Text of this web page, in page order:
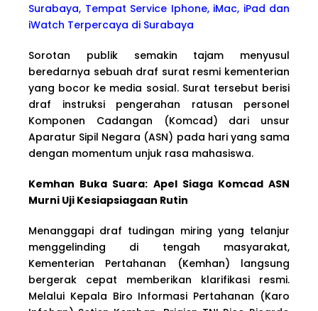
Surabaya, Tempat Service Iphone, iMac, iPad dan
iWatch Terpercaya di Surabaya
Sorotan publik semakin tajam menyusul
beredarnya sebuah draf surat resmi kementerian
yang bocor ke media sosial. Surat tersebut berisi
draf instruksi pengerahan ratusan personel
Komponen Cadangan (Komcad) dari unsur
Aparatur Sipil Negara (ASN) pada hari yang sama
dengan momentum unjuk rasa mahasiswa.
Kemhan Buka Suara: Apel Siaga Komcad ASN
Murni Uji Kesiapsiagaan Rutin
Menanggapi draf tudingan miring yang telanjur
menggelinding di tengah masyarakat,
Kementerian Pertahanan (Kemhan) langsung
bergerak cepat memberikan klarifikasi resmi.
Melalui Kepala Biro Informasi Pertahanan (Karo